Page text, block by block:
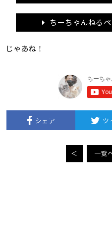
ちーちゃんねる
じゃあね！
シェア ツ
＜ 一覧